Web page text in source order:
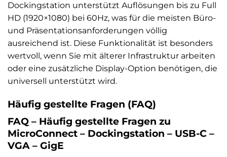
Dockingstation unterstützt Auflösungen bis zu Full
HD (1920×1080) bei 60Hz, was für die meisten Büro-
und Präsentationsanforderungen völlig
ausreichend ist. Diese Funktionalität ist besonders
wertvoll, wenn Sie mit älterer Infrastruktur arbeiten
oder eine zusätzliche Display-Option benötigen, die
universell unterstützt wird.
Häufig gestellte Fragen (FAQ)
FAQ – Häufig gestellte Fragen zu
MicroConnect – Dockingstation – USB-C –
VGA – GigE